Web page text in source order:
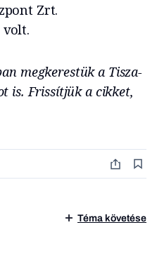
Zrt.
volt.
megkerestük a Tisza-
is. Frissítjük a cikket,
Téma követése